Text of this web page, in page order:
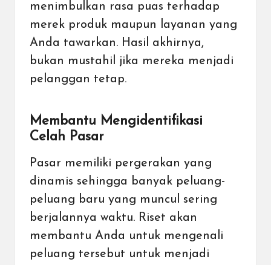
menimbulkan rasa puas terhadap
merek produk maupun layanan yang
Anda tawarkan. Hasil akhirnya,
bukan mustahil jika mereka menjadi
pelanggan tetap.
Membantu Mengidentifikasi
Celah Pasar
Pasar memiliki pergerakan yang
dinamis sehingga banyak peluang-
peluang baru yang muncul sering
berjalannya waktu. Riset akan
membantu Anda untuk mengenali
peluang tersebut untuk menjadi